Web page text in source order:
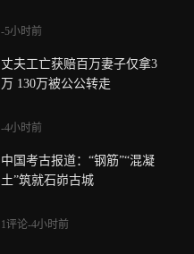
-5小时前
丈夫工亡获赔百万妻子仅拿3
万 130万被公公转走
-4小时前
中国考古报道：“钢筋”“混凝
土”筑就石峁古城
1评论-4小时前